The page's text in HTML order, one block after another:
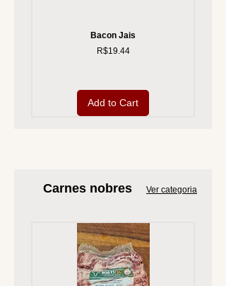
Bacon Jais
Price
R$19.44
Add to Cart
Carnes nobres Ver categoria